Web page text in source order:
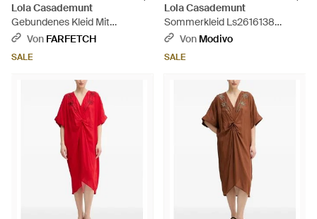
Lola Casademunt
Gebundenes Kleid Mit
Blumenprint - Weiß
Von FARFETCH
SALE
Lola Casademunt
Sommerkleid Ls2616138
Regular Fit - Rot
Von Modivo
SALE